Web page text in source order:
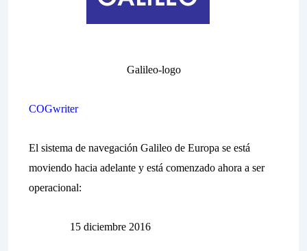
Galileo-logo
COGwriter
El sistema de navegación Galileo de Europa se está
moviendo hacia adelante y está comenzado ahora a ser
operacional:
15 diciembre 2016